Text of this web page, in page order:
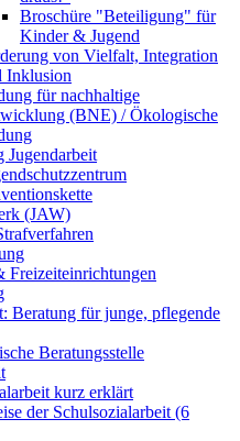
Broschüre "Beteiligung" für
Kinder & Jugend
von Vielfalt, Integration
Inklusion
für nachhaltige
(BNE) / Ökologische
Jugendarbeit
(JAW)
Freizeiteinrichtungen
Beratung für junge, pflegende
Beratungsstelle
kurz erklärt
der Schulsozialarbeit (6